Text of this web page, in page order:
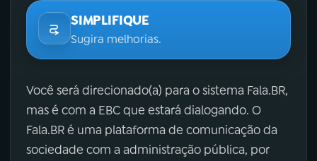
SIMPLIFIQUE
Sugira melhorias.
Você será direcionado(a) para o sistema Fala.BR,
mas é com a EBC que estará dialogando. O
Fala.BR é uma plataforma de comunicação da
sociedade com a administração pública, por